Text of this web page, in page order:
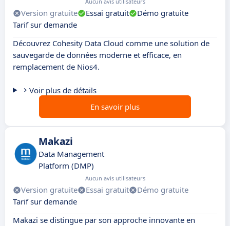
Version gratuite Essai gratuit
Démo gratuite
Tarif sur demande
Découvrez Cohesity Data Cloud comme une solution de
sauvegarde de données moderne et efficace, en
remplacement de Nios4.
Voir plus de détails
En savoir plus
Makazi
Data Management
Platform (DMP)
Aucun avis utilisateurs
Version gratuite Essai gratuit
Démo gratuite
Tarif sur demande
Makazi se distingue par son approche innovante en